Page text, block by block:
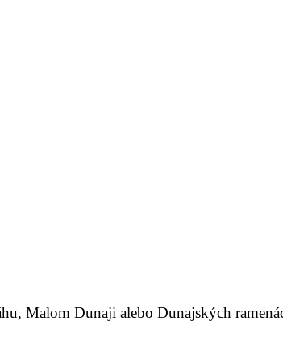
Malom Dunaji alebo Dunajských